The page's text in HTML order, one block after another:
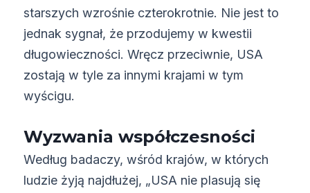
starszych wzrośnie czterokrotnie. Nie jest to
jednak sygnał, że przodujemy w kwestii
długowieczności. Wręcz przeciwnie, USA
zostają w tyle za innymi krajami w tym
wyścigu.
Wyzwania współczesności
Według badaczy, wśród krajów, w których
ludzie żyją najdłużej, „USA nie plasują się